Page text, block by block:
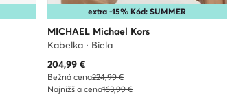
extra -15% Kód: SUMMER
MICHAEL Michael Kors
Kabelka · Biela
Aktuálna cena
204,99 €
Bežná cena224,99 €
Najnižšia cena163,99 €